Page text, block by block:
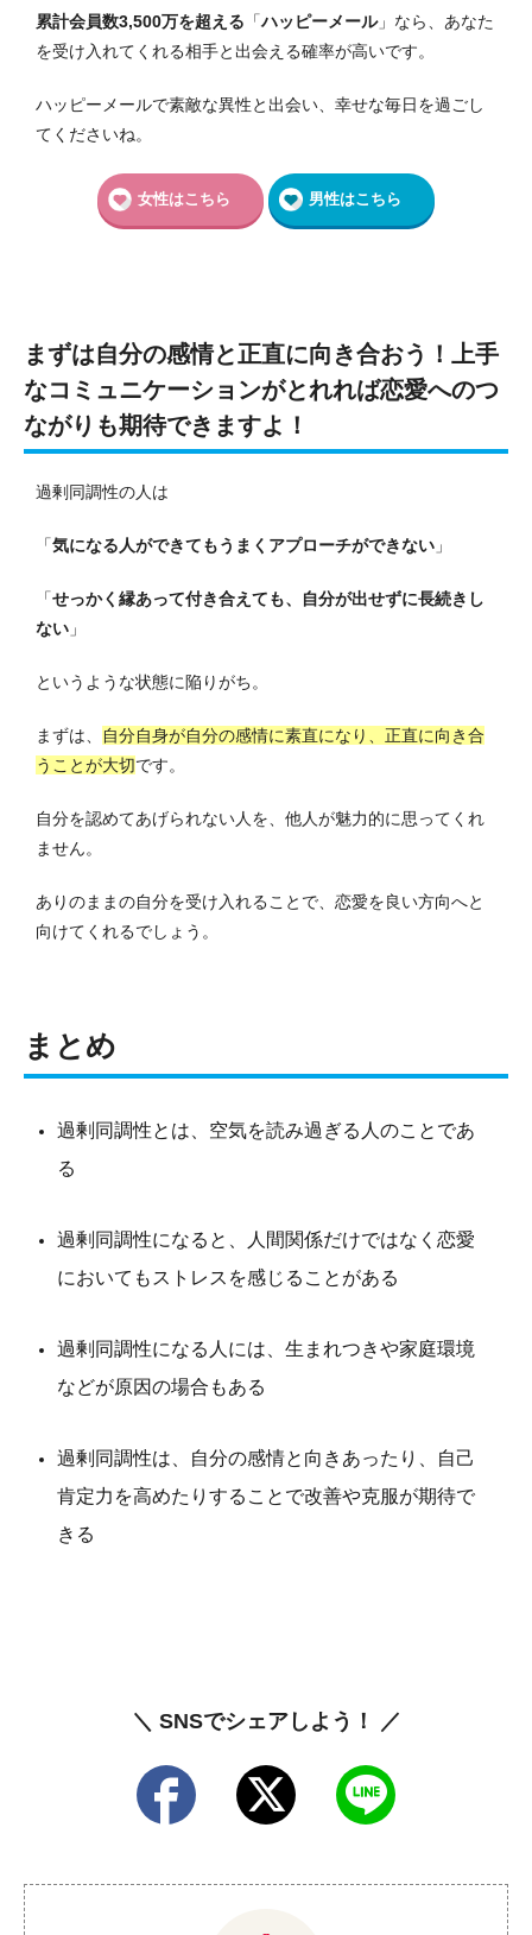
累計会員数3,500万を超える 「ハッピーメール」なら、あなた
を受け入れてくれる相手と出会える確率が高いです。
ハッピーメールで素敵な異性と出会い、幸せな毎日を過ごし
てくださいね。
女性はこちら 男性はこちら
まずは自分の感情と正直に向き合おう！上手
なコミュニケーションがとれれば恋愛へのつ
ながりも期待できますよ！
過剰同調性の人は
「気になる人ができてもうまくアプローチができない 」
「せっかく縁あって付き合えても、自分が出せずに長続きし
ない 」
というような状態に陥りがち。
まずは、
自分自身が自分の感情に素直になり、正直に向き合
うことが大切です。
自分を認めてあげられない人を、他人が魅力的に思ってくれ
ません。
ありのままの自分を受け入れることで、恋愛を良い方向へと
向けてくれるでしょう。
まとめ
過剰同調性とは、空気を読み過ぎる人のことであ
る
過剰同調性になると、人間関係だけではなく恋愛
においてもストレスを感じることがある
過剰同調性になる人には、生まれつきや家庭環境
などが原因の場合もある
過剰同調性は、自分の感情と向きあったり、自己
肯定力を高めたりすることで改善や克服が期待で
きる
＼ SNSでシェアしよう！ ／